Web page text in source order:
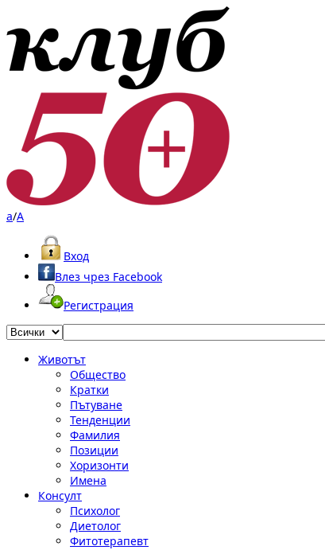
a/A
Вход
Влез чрез Facebook
Регистрация
Животът
Общество
Кратки
Пътуване
Тенденции
Фамилия
Позиции
Хоризонти
Имена
Консулт
Психолог
Диетолог
Фитотерапевт